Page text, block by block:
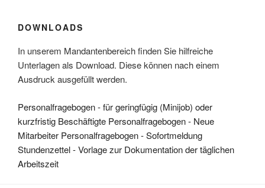
DOWNLOADS
In unserem Mandantenbereich finden Sie hilfreiche
Unterlagen als Download. Diese können nach einem
Ausdruck ausgefüllt werden.
Personalfragebogen - für geringfügig (Minijob) oder
kurzfristig Beschäftigte Personalfragebogen - Neue
Mitarbeiter Personalfragebogen - Sofortmeldung
Stundenzettel - Vorlage zur Dokumentation der täglichen
Arbeitszeit